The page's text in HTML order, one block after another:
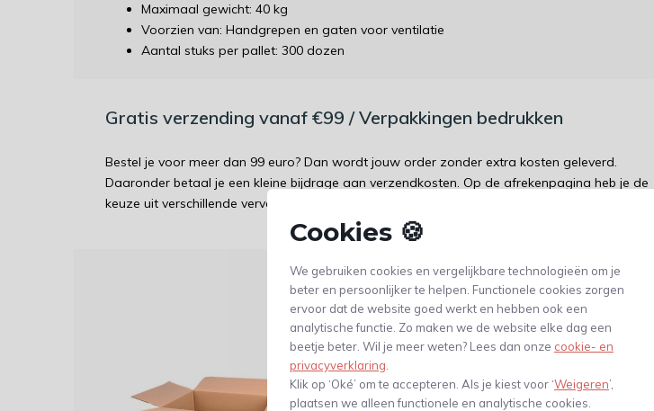
Cookies 🍪
We gebruiken cookies en vergelijkbare technologieën om je
beter en persoonlijker te helpen. Functionele cookies zorgen
ervoor dat de website goed werkt en hebben ook een
analytische functie. Zo maken we de website elke dag een
beetje beter. Wil je meer weten? Lees dan onze cookie- en
privacyverklaring
Klik op ‘Oké’ om te accepteren. Als je kiest voor ‘Weigeren’,
plaatsen we alleen functionele en analytische cookies.
Maximaal gewicht: 40 kg
Voorzien van: Handgrepen en gaten voor ventilatie
Aantal stuks per pallet: 300 dozen
Gratis verzending vanaf €99 / Verpakkingen bedrukken
Bestel je voor meer dan 99 euro? Dan wordt jouw order zonder extra kosten geleverd.
Daaronder betaal je een kleine bijdrage aan verzendkosten. Op de afrekenpagina heb je de
keuze uit verschillende vervoerders.
Dit wordt 'm!
Hele Eurodoos 30 - 60 x 40 x 30
cm - Dubbele golf - Met
handgrepen - Voorzien van gaten